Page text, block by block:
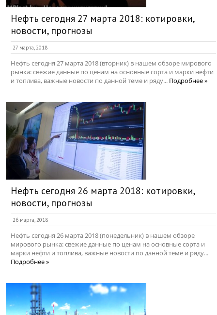
Нефть сегодня 27 марта 2018: котировки,
новости, прогнозы
27 марта, 2018
Нефть сегодня 27 марта 2018 (вторник) в нашем обзоре мирового
рынка: свежие данные по ценам на основные сорта и марки нефти
и топлива, важные новости по данной теме и ряду... Подробнее »
Нефть сегодня 26 марта 2018: котировки,
новости, прогнозы
26 марта, 2018
Нефть сегодня 26 марта 2018 (понедельник) в нашем обзоре
мирового рынка: свежие данные по ценам на основные сорта и
марки нефти и топлива, важные новости по данной теме и ряду...
Подробнее »